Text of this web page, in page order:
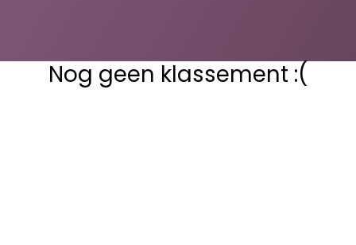
Nog geen klassement :(